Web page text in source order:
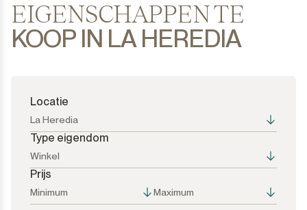
EIGENSCHAPPEN TE
KOOP IN LA HEREDIA
Locatie
La Heredia
Alle opties
Type eigendom
Winkel
Alle opties
Prijs
Minimum Maximum